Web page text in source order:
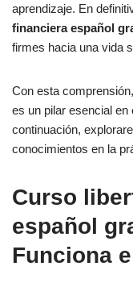
aprendizaje. En
financiera español
firmes hacia una vida
Con esta
es un pilar esencial en
continuación,
conocimientos en la
Curso
español
Funciona